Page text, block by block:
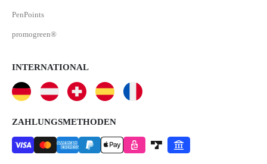
PenPoints
promogreen®
INTERNATIONAL
ZAHLUNGSMETHODEN